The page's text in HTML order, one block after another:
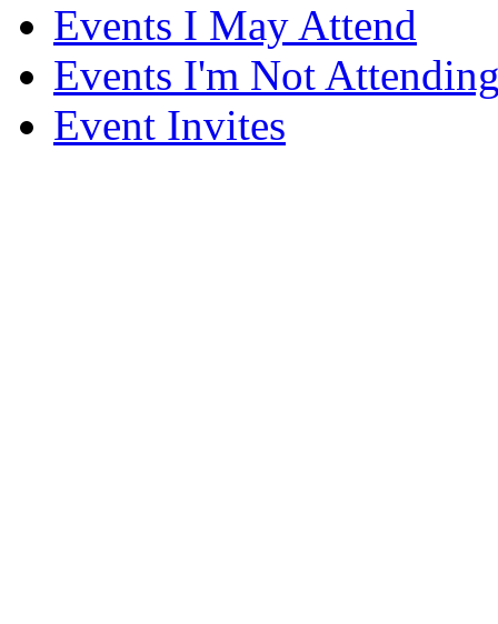
Events I May Attend
Events I'm Not
Event Invites